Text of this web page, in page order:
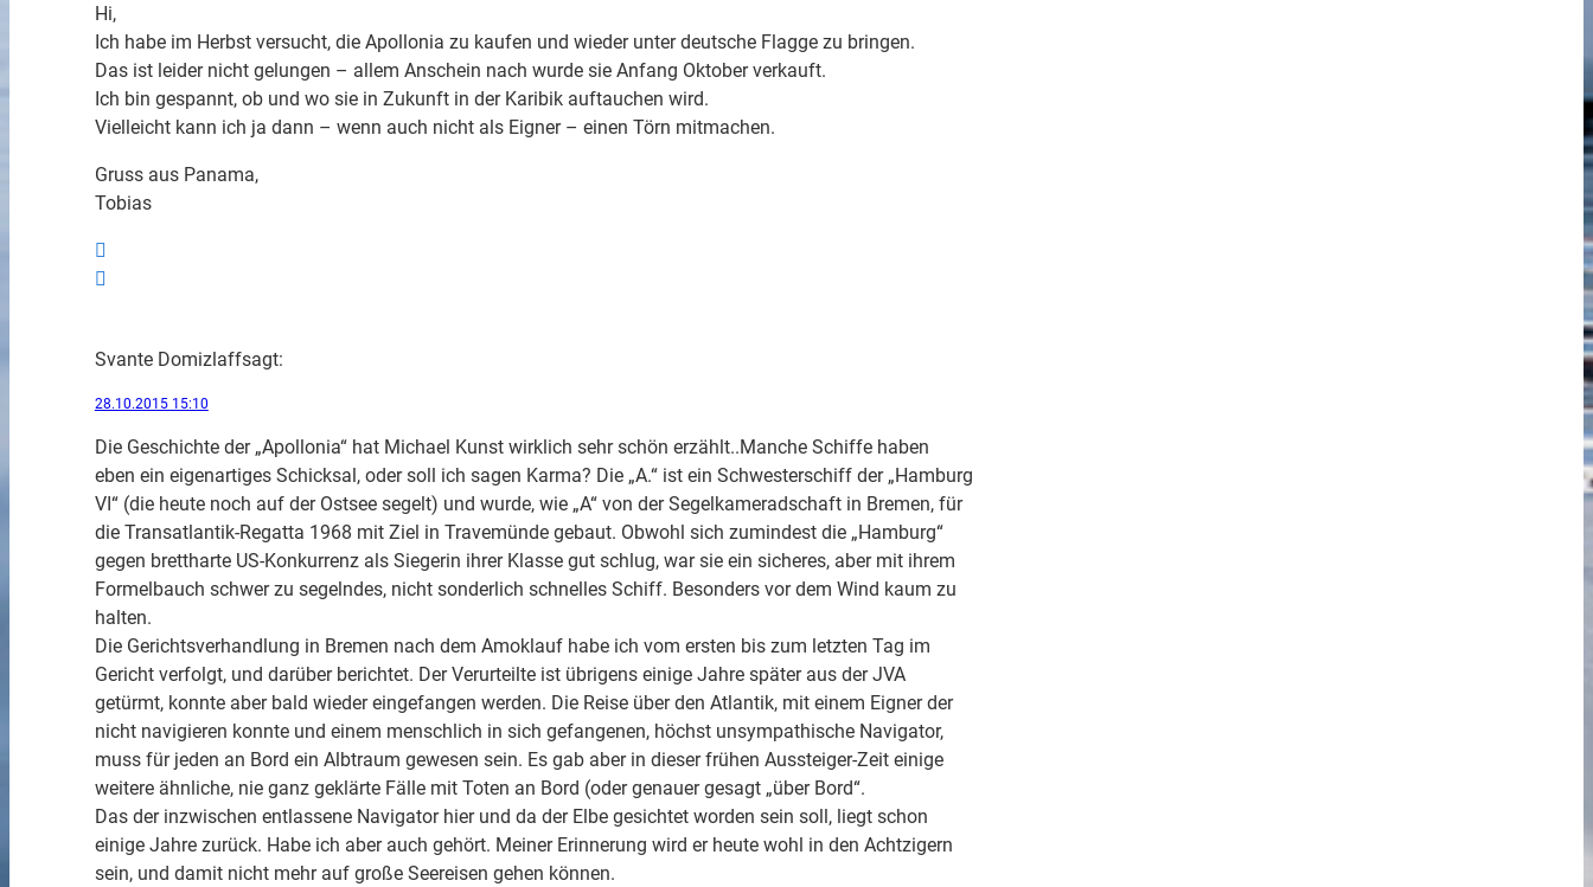
Hi,
Ich habe im Herbst versucht, die Apollonia zu kaufen und wieder unter deutsche Flagge zu bringen.
Das ist leider nicht gelungen – allem Anschein nach wurde sie Anfang Oktober verkauft.
Ich bin gespannt, ob und wo sie in Zukunft in der Karibik auftauchen wird.
Vielleicht kann ich ja dann – wenn auch nicht als Eigner – einen Törn mitmachen.
Gruss aus Panama,
Tobias
Svante Domizlaffsagt:
28.10.2015 15:10
Die Geschichte der „Apollonia“ hat Michael Kunst wirklich sehr schön erzählt..Manche Schiffe haben
eben ein eigenartiges Schicksal, oder soll ich sagen Karma? Die „A.“ ist ein Schwesterschiff der „Hamburg
VI“ (die heute noch auf der Ostsee segelt) und wurde, wie „A“ von der Segelkameradschaft in Bremen, für
die Transatlantik-Regatta 1968 mit Ziel in Travemünde gebaut. Obwohl sich zumindest die „Hamburg“
gegen brettharte US-Konkurrenz als Siegerin ihrer Klasse gut schlug, war sie ein sicheres, aber mit ihrem
Formelbauch schwer zu segelndes, nicht sonderlich schnelles Schiff. Besonders vor dem Wind kaum zu
halten.
Die Gerichtsverhandlung in Bremen nach dem Amoklauf habe ich vom ersten bis zum letzten Tag im
Gericht verfolgt, und darüber berichtet. Der Verurteilte ist übrigens einige Jahre später aus der JVA
getürmt, konnte aber bald wieder eingefangen werden. Die Reise über den Atlantik, mit einem Eigner der
nicht navigieren konnte und einem menschlich in sich gefangenen, höchst unsympathische Navigator,
muss für jeden an Bord ein Albtraum gewesen sein. Es gab aber in dieser frühen Aussteiger-Zeit einige
weitere ähnliche, nie ganz geklärte Fälle mit Toten an Bord (oder genauer gesagt „über Bord“.
Das der inzwischen entlassene Navigator hier und da der Elbe gesichtet worden sein soll, liegt schon
einige Jahre zurück. Habe ich aber auch gehört. Meiner Erinnerung wird er heute wohl in den Achtzigern
sein, und damit nicht mehr auf große Seereisen gehen können.